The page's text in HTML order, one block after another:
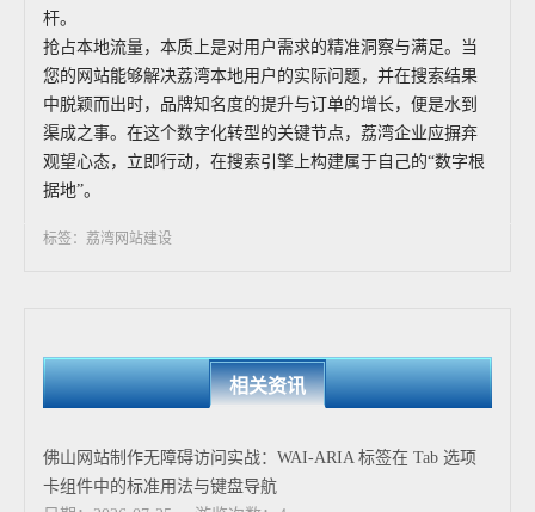
杆。
抢占本地流量，本质上是对用户需求的精准洞察与满足。当
您的网站能够解决荔湾本地用户的实际问题，并在搜索结果
中脱颖而出时，品牌知名度的提升与订单的增长，便是水到
渠成之事。在这个数字化转型的关键节点，荔湾企业应摒弃
观望心态，立即行动，在搜索引擎上构建属于自己的“数字根
据地”。
标签：荔湾网站建设
相关资讯
佛山网站制作无障碍访问实战：WAI-ARIA 标签在 Tab 选项
卡组件中的标准用法与键盘导航